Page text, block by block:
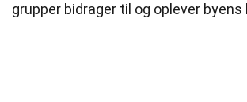
grupper bidrager til og oplever byens